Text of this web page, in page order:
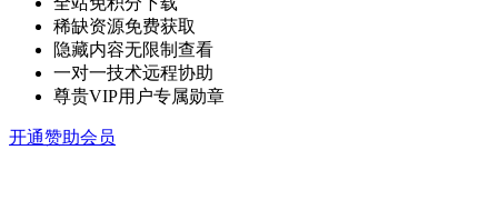
稀缺资源免费获取
隐藏内容无限制查看
一对一技术远程协助
尊贵VIP用户专属勋章
开通赞助会员